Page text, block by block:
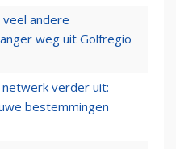
andere
weg uit Golfregio
verder uit:
bestemmingen